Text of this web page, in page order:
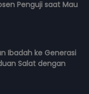
Penguji saat Mau
Ibadah ke Generasi
Salat dengan